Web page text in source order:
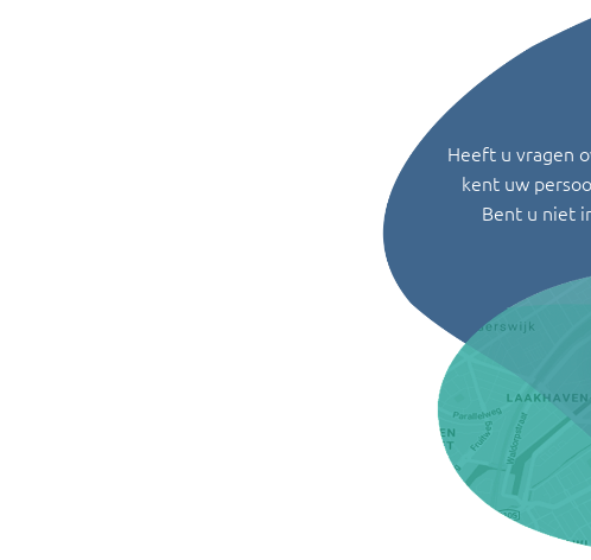
Heeft u vragen
kent uw
Bent u niet